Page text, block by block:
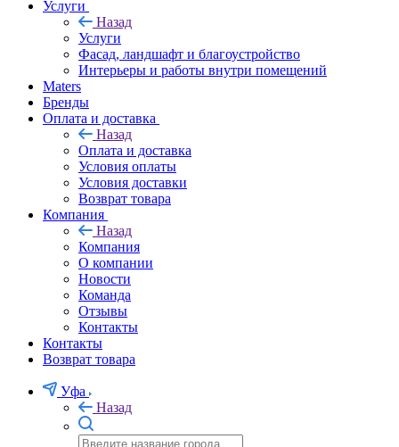
Услуги
Назад
Услуги
Фасад, ландшафт и благоустройство
Интерьеры и работы внутри помещений
Maters
Бренды
Оплата и доставка
Назад
Оплата и доставка
Условия оплаты
Условия доставки
Возврат товара
Компания
Назад
Компания
О компании
Новости
Команда
Отзывы
Контакты
Контакты
Возврат товара
Уфа
Назад